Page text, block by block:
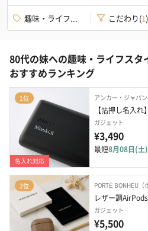
趣味・ライフ... こだわり(1)
80代の妹への趣味・ライフスタ
おすすめランキング
1位
名入れ対応
アンカー・ジャパン
【箔押し名入
ガジェット
¥3,490
最短8月08日(土)
2位 PORTÈ BONHEU（
レザー調
ガジェット
¥5,500